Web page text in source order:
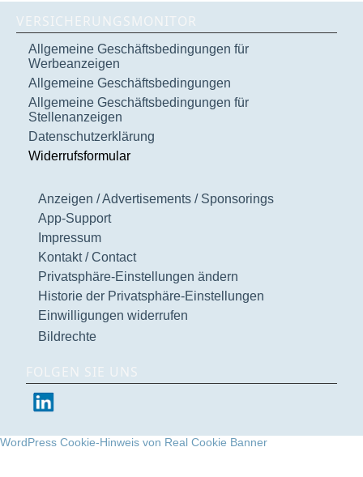
VERSICHERUNGSMONITOR
Allgemeine Geschäftsbedingungen für
Werbeanzeigen
Allgemeine Geschäftsbedingungen
Allgemeine Geschäftsbedingungen für
Stellenanzeigen
Datenschutzerklärung
Widerrufsformular
Anzeigen / Advertisements / Sponsorings
App-Support
Impressum
Kontakt / Contact
Privatsphäre-Einstellungen ändern
Historie der Privatsphäre-Einstellungen
Einwilligungen widerrufen
Bildrechte
FOLGEN SIE UNS
WordPress Cookie-Hinweis von Real Cookie Banner